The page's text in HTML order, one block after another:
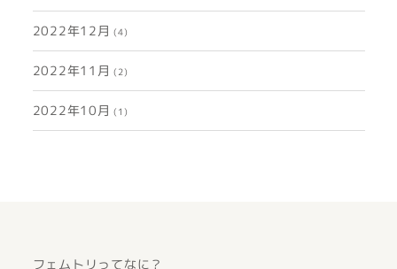
2022年12月 (4)
2022年11月 (2)
2022年10月 (1)
フェムトリってなに？